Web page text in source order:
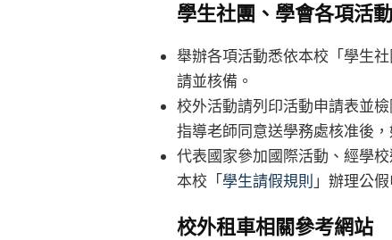
學生社團、學會各項活
舉辦各項活動悉依本校「學生
請並核備。
校外活動請列印活動申請表並
指導老師同意送學務處核准後，
代表國家參加國際活動、經學
本校「學生請假規則 」辦理公假
校外租車相關參考網站